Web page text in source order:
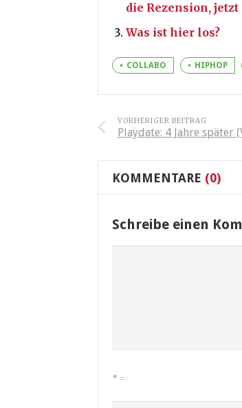
die Rezension,
Was ist hier los?
COLLABO HIPHOP
VORHERIGER BEITRAG
Playdate: 4 Jahre später
KOMMENTARE (0)
Schreibe einen
* =